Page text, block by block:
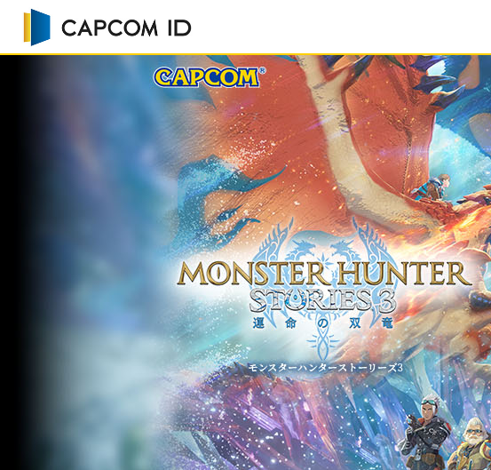
CAPCOM IDはCAPCOMが提
共通アカウント管理サー